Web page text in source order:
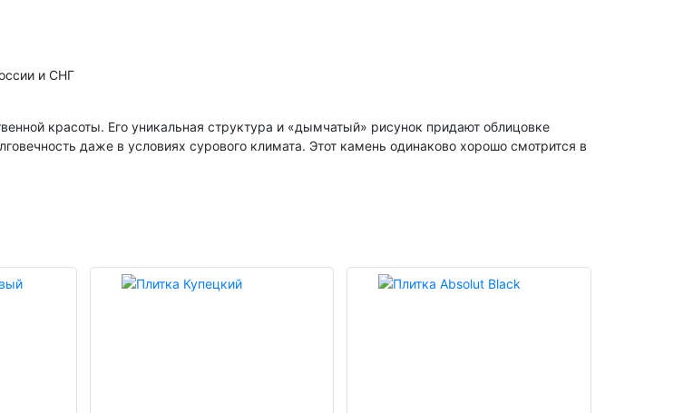
и СНГ
красоты. Его уникальная структура и «дымчатый» рисунок придают облицовке
даже в условиях сурового климата. Этот камень одинаково хорошо смотрится в